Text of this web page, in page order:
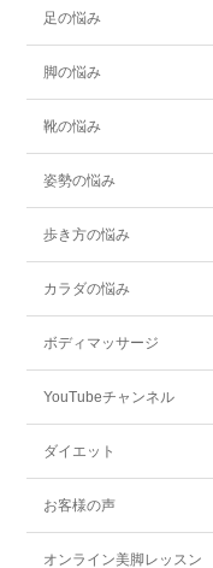
足の悩み
脚の悩み
靴の悩み
姿勢の悩み
歩き方の悩み
カラダの悩み
ボディマッサージ
YouTubeチャンネル
ダイエット
お客様の声
オンライン美脚レッスン